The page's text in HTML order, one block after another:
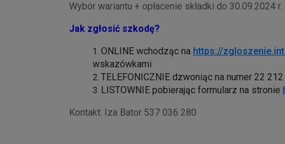
Wybór wariantu + opłacenie składki do 30.09.2024 r.
Jak zgłosić szkodę?
ONLINE wchodząc na https://
wskazówkami
TELEFONICZNIE dzwoniąc na numer 22
LISTOWNIE pobierając formularz na stronie
Kontakt: Iza Bator 537 036 280